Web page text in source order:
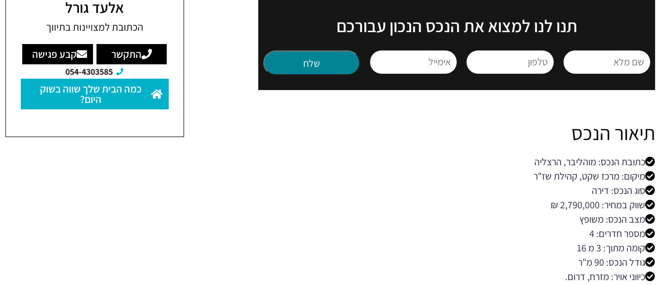
תנו לנו למצוא את הנכס הנכון עבורכם
תיאור הנכס
כתובת הנכס: מוהליבר, הרצליה
מיקום: מרכז שקט, קהילת שז"ר
סוג הנכס: דירה
שווק במחיר: 2,790,000 ₪
מצב הנכס: משופץ
מספר חדרים: 4
קומה מתוך: 3 מ 16
גודל הנכס: 90 מ"ר
כיווני אויר: מזרח, דרום.
אלעד גורל
הכתובת למצויינות בתיווך
התקשר קבע פגישה
054-4303585
כמה הבית שלך שווה בשוק
היום?